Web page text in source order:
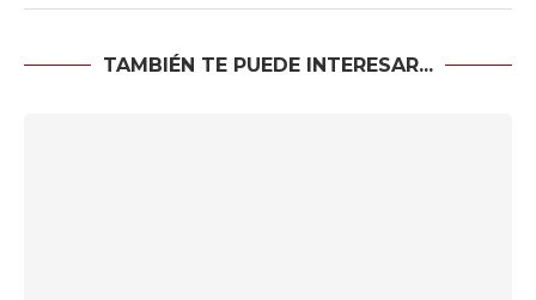
TAMBIÉN TE PUEDE INTERESAR...